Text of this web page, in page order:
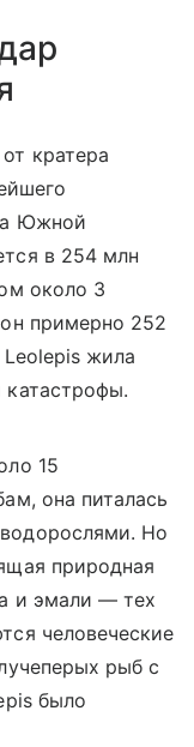
кратера
Южной
в 254 млн
около 3
примерно 252
Leolepis жила
катастрофы.
15
она питалась
Но
природная
и эмали — тех
человеческие
рыб с
было